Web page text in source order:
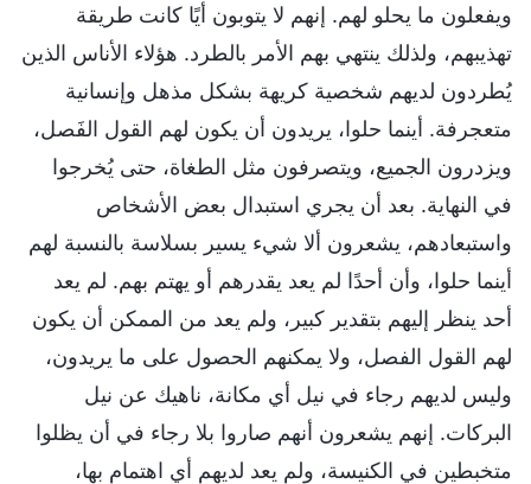
ويفعلون ما يحلو لهم. إنهم لا يتوبون أيًا كانت طريقة
تهذيبهم، ولذلك ينتهي بهم الأمر بالطرد. هؤلاء الأناس الذين
يُطردون لديهم شخصية كريهة بشكل مذهل وإنسانية
متعجرفة. أينما حلوا، يريدون أن يكون لهم القول الفَصل،
ويزدرون الجميع، ويتصرفون مثل الطغاة، حتى يُخرجوا
في النهاية. بعد أن يجري استبدال بعض الأشخاص
واستبعادهم، يشعرون ألا شيء يسير بسلاسة بالنسبة لهم
أينما حلوا، وأن أحدًا لم يعد يقدرهم أو يهتم بهم. لم يعد
أحد ينظر إليهم بتقدير كبير، ولم يعد من الممكن أن يكون
لهم القول الفصل، ولا يمكنهم الحصول على ما يريدون،
وليس لديهم رجاء في نيل أي مكانة، ناهيك عن نيل
البركات. إنهم يشعرون أنهم صاروا بلا رجاء في أن يظلوا
متخبطين في الكنيسة، ولم يعد لديهم أي اهتمام بها،